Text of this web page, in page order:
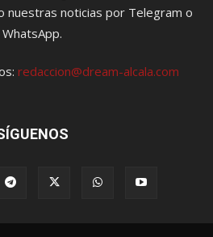
nuestras noticias por Telegram o
WhatsApp.
redaccion@dream-alcala.com